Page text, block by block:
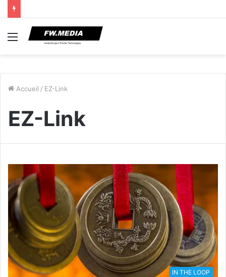
Menu
Accueil / EZ-Link
EZ-Link
IN THE LOOP